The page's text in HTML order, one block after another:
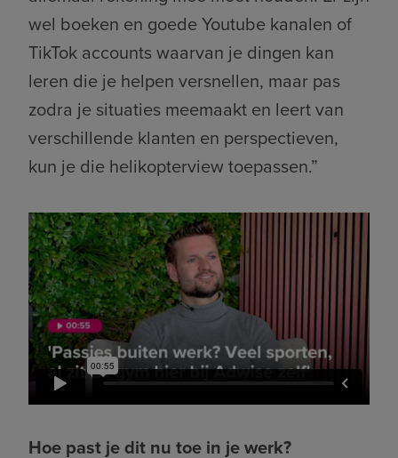
wel boeken en goede Youtube kanalen of
TikTok accounts waarvan je dingen kan
leren die je helpen versnellen, maar pas
zodra je situaties meemaakt en leert van
verschillende klanten en perspectieven,
kun je die helikopterview toepassen.”
Hoe past je dit nu toe in je werk?